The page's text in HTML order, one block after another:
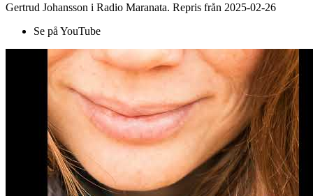
Gertrud Johansson i Radio Maranata. Repris från 2025-02-26
Se på YouTube